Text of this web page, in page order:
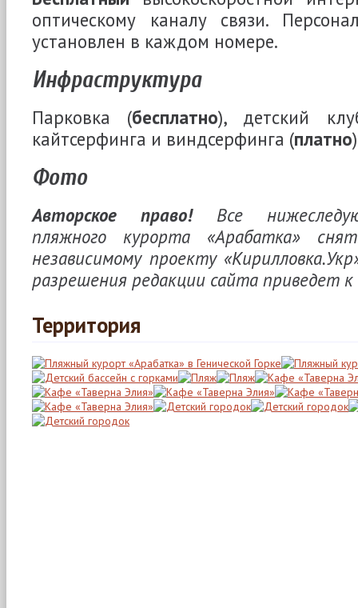
оптическому каналу связи.
установлен в каждом номере.
Инфраструктура
Парковка (бесплатно), детский
кайтсерфинга и виндсерфинга (платно
Фото
Авторское право!Все
пляжного курорта «Арабатка»
независимому проекту
разрешения редакции сайта приведет
Территория